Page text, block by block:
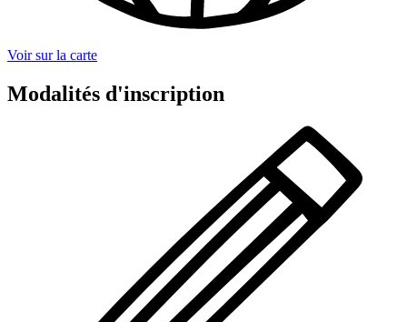
Voir sur la carte
Modalités d'inscription